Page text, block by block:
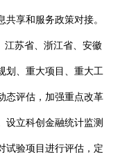
享和服务政策对接。
江苏省、浙江省、安徽
划、重大项目、重大工
态评估，加强重点改革
设立科创金融统计监测
试验项目进行评估，定